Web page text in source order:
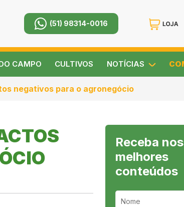
(51) 98314-0016
CAMPO CULTIVOS NOTÍCIAS
negativos para o agronegócio
Receba
melhores
conteúdos